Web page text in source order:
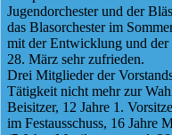
Jugendorchester und der
das Blasorchester im
mit der Entwicklung und der
28. März sehr zufrieden.
Drei Mitglieder der
Tätigkeit nicht mehr zur
Beisitzer, 12 Jahre 1.
im Festausschuss, 16 Jahre